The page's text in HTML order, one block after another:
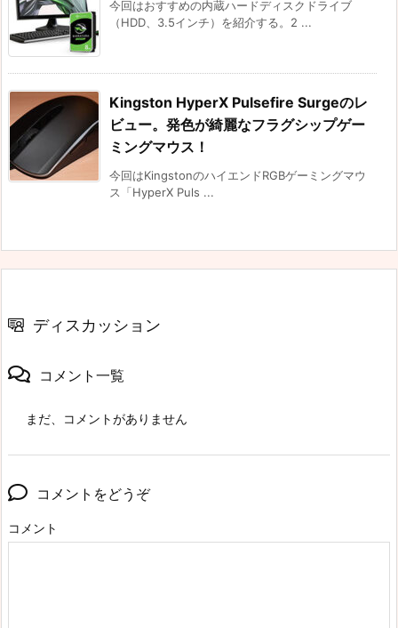
今回はおすすめの内蔵ハードディスクドライブ
（HDD、3.5インチ）を紹介する。2 ...
Kingston HyperX Pulsefire Surgeのレ
ビュー。発色が綺麗なフラグシップゲー
ミングマウス！
今回はKingstonのハイエンドRGBゲーミングマウ
ス「HyperX Puls ...
ディスカッション
コメント一覧
まだ、コメントがありません
コメントをどうぞ
コメント